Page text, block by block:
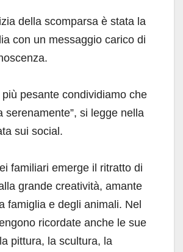
della scomparsa è stata la
con un messaggio carico di
più pesante condividiamo che
serenamente”, si legge nella
sui social.
familiari emerge il ritratto di
grande creatività, amante
famiglia e degli animali. Nel
ricordate anche le sue
pittura, la scultura, la